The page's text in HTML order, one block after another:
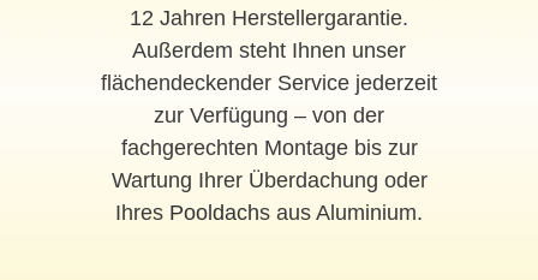
12 Jahren Herstellergarantie.
Außerdem steht Ihnen unser
flächendeckender Service jederzeit
zur Verfügung – von der
fachgerechten Montage bis zur
Wartung Ihrer Überdachung oder
Ihres Pooldachs aus Aluminium.